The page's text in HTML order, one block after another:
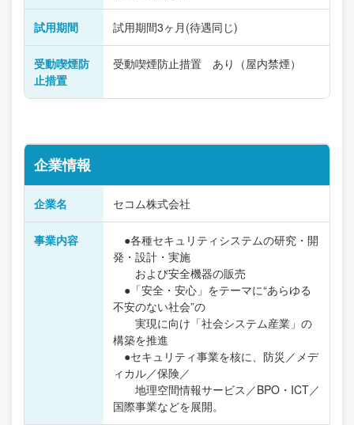
試用期間 試用期間3ヶ月(待遇同じ)
受動喫煙防
止措置
受動喫煙防止措置 あり（屋内禁煙）
企業情報
企業名 セコム株式会社
事業内容
●各種セキュリティシステムの研究・開
発・設計・実施
および安全機器の販売
●「安全・安心」をテーマに“あらゆる
不安のない社会”の
実現に向け「社会システム産業」の
構築を推進
●セキュリティ事業を核に、防災／メデ
ィカル／保険／
地理空間情報サービス／BPO・ICT／
国際事業などを展開。